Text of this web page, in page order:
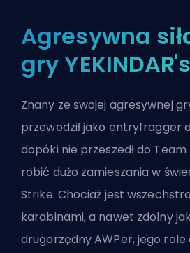
Agresywna
gry YEKINDAR's
Znany ze swojej agresywnej
przewodził jako entryfragger
dopóki nie przeszedł do Team
robić dużo zamieszania w
Strike. Chociaż jest
karabinami, a nawet zdolny
drugorzędny AWPer, jego role